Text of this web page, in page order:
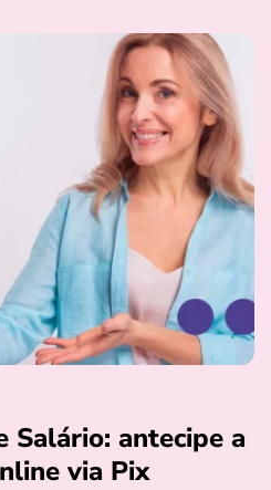
Salário: antecipe a
via Pix